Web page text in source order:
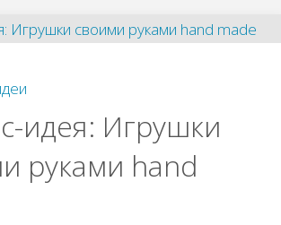
идея: Игрушки
руками hand